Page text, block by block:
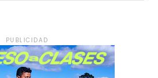
PUBLICIDAD